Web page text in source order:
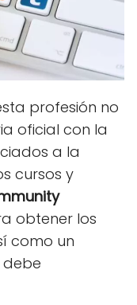
profesión no
oficial con la
a la
cursos y
obtener los
como un